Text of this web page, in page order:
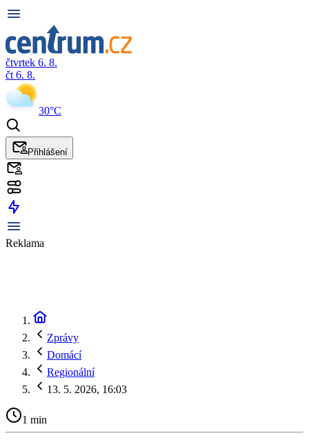
čtvrtek 6. 8.
čt 6. 8.
30°C
Přihlášení
Reklama
Zprávy
Domácí
Regionální
13. 5. 2026, 16:03
1 min